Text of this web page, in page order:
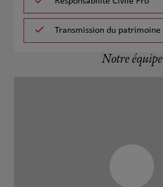
Transmission du patrimoine
Notre équipe